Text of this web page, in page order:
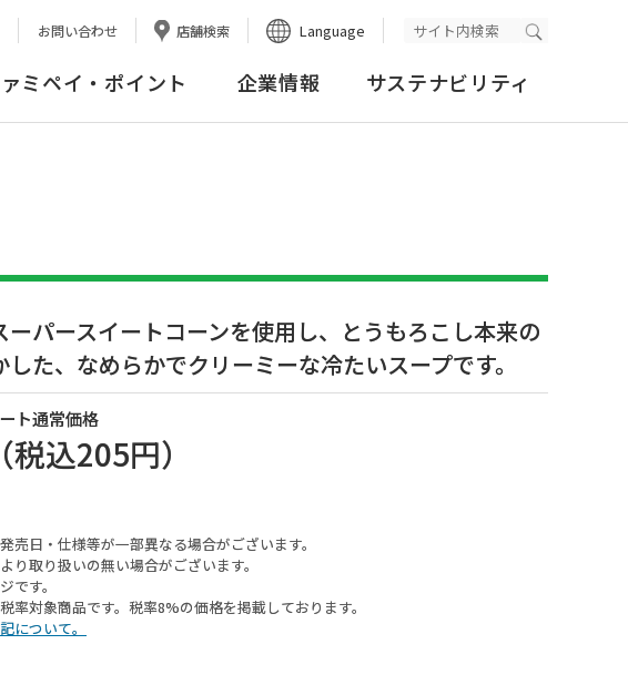
お問い合わせ 店舗検索 Language 検索実行
ミペイ・ポイント 企業情報 サステナビリティ
ーパースイートコーンを使用し、とうもろこし本来の
た、なめらかでクリーミーな冷たいスープです。
ト通常価格
（税込205円）
売日・仕様等が一部異なる場合がございます。
り取り扱いの無い場合がございます。
です。
率対象商品です。税率8%の価格を掲載しております。
について。